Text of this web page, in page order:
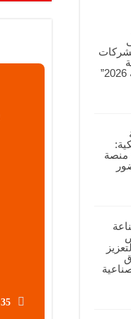
إعادة الإعمار
حضور المنتجات المحلية
مشهداني الصناعية 2026”
منصة
35 %